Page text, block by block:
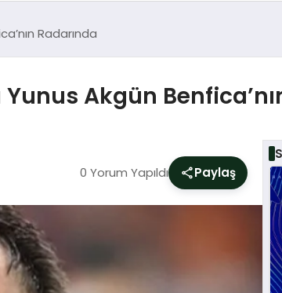
Radarında
Akgün
0 Yorum Yapıldı Paylaş